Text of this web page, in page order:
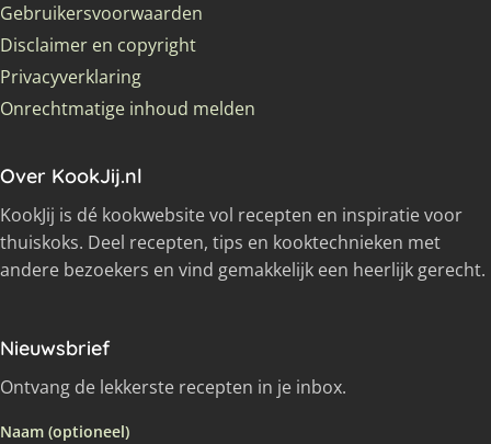
Gebruikersvoorwaarden
Disclaimer en copyright
Privacyverklaring
Onrechtmatige inhoud melden
Over KookJij.nl
KookJij is dé kookwebsite vol recepten en inspiratie voor
thuiskoks. Deel recepten, tips en kooktechnieken met
andere bezoekers en vind gemakkelijk een heerlijk gerecht.
Nieuwsbrief
Ontvang de lekkerste recepten in je inbox.
Naam (optioneel)